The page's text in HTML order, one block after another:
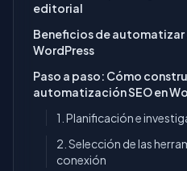
editorial
Beneficios de
WordPress
Paso a paso: Cómo
automatización SEO en
1. Planificación e
2. Selección de las
conexión